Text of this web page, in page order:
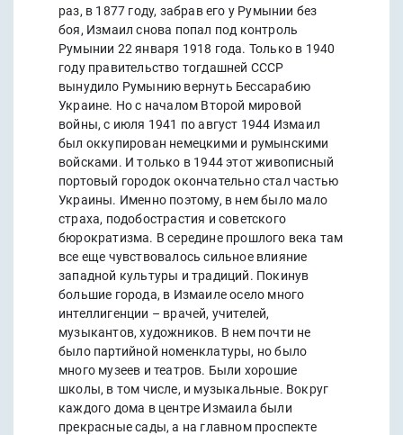
раз, в 1877 году, забрав его у Румынии без
боя, Измаил снова попал под контроль
Румынии 22 января 1918 года. Только в 1940
году правительство тогдашней СССР
вынудило Румынию вернуть Бессарабию
Украине. Но с началом Второй мировой
войны, с июля 1941 по август 1944 Измаил
был оккупирован немецкими и румынскими
войсками. И только в 1944 этот живописный
портовый городок окончательно стал частью
Украины. Именно поэтому, в нем было мало
страха, подобострастия и советского
бюрократизма. В середине прошлого века там
все еще чувствовалось сильное влияние
западной культуры и традиций. Покинув
большие города, в Измаиле осело много
интеллигенции – врачей, учителей,
музыкантов, художников. В нем почти не
было партийной номенклатуры, но было
много музеев и театров. Были хорошие
школы, в том числе, и музыкальные. Вокруг
каждого дома в центре Измаила были
прекрасные сады, а на главном проспекте